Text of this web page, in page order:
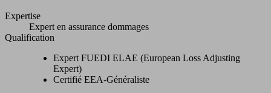
Expertise
Expert en assurance dommages
Qualification
Expert FUEDI ELAE (European Loss Adjusting
Expert)
Certifié EEA-Généraliste